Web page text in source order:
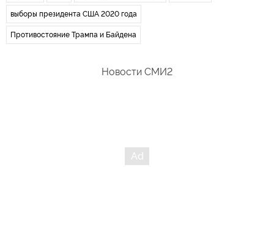
выборы президента США 2020 года
Противостояние Трампа и Байдена
Новости СМИ2